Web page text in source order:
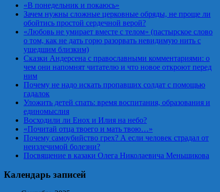
«В понедельник и покаюсь»
Зачем нужны сложные церковные обряды, не проще ли
обойтись простой сердечной верой?
«Любовь не умирает вместе с телом» (пастырское слово
о том, как не дать горю разорвать невидимую нить с
ушедшим близким)
Сказки Андерсена с православными комментариями: о
чем они напомнят читателю и что новое откроют перед
ним
Почему не надо искать пропавших солдат с помощью
гадалок
Уложить детей спать: время воспитания, образования и
единомыслия
Восходили ли Енох и Илия на небо?
«Почитай отца твоего и мать твою…»
Почему самоубийство грех? А если человек страдал от
неизлечимой болезни?
Посвящение в казаки Олега Николаевича Меньшикова
Календарь записей